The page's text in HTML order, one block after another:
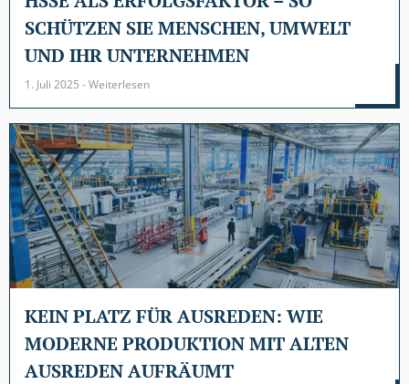
SCHÜTZEN SIE MENSCHEN, UMWELT
UND IHR UNTERNEHMEN
1. Juli 2025 - Weiterlesen
KEIN PLATZ FÜR AUSREDEN: WIE
MODERNE PRODUKTION MIT ALTEN
AUSREDEN AUFRÄUMT